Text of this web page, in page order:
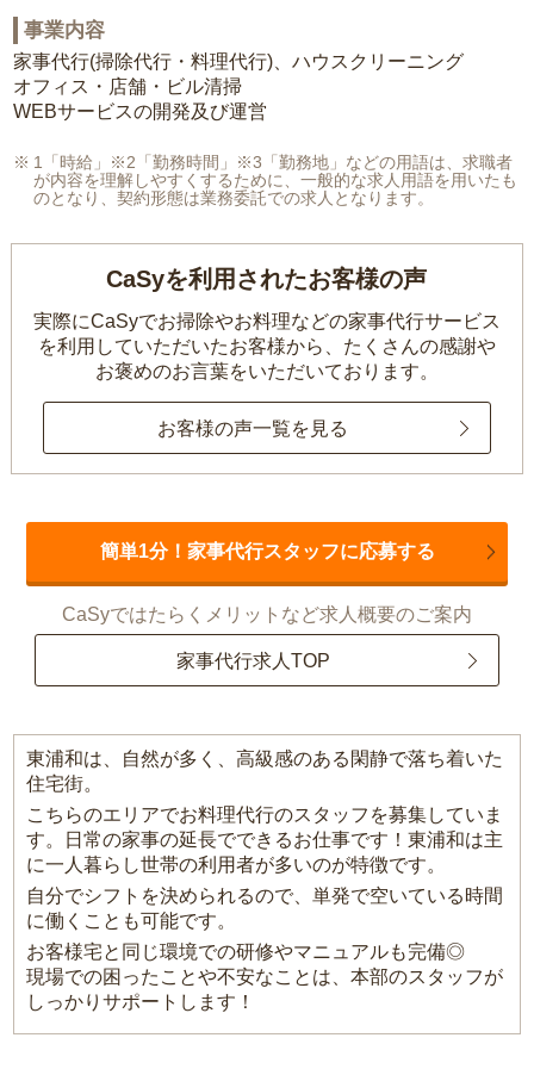
事業内容
家事代行(掃除代行・料理代行)、ハウスクリーニング
オフィス・店舗・ビル清掃
WEBサービスの開発及び運営
1「時給」※2「勤務時間」※3「勤務地」などの用語は、求職者
が内容を理解しやすくするために、一般的な求人用語を用いたも
のとなり、契約形態は業務委託での求人となります。
CaSyを利用されたお客様の声
実際にCaSyでお掃除やお料理などの家事代行サービス
を利用していただいたお客様から、 たくさんの感謝や
お褒めのお言葉をいただいております。
お客様の声一覧を見る
簡単1分！家事代行スタッフに応募する
CaSyではたらくメリットなど求人概要のご案内
家事代行求人TOP
東浦和は、自然が多く、高級感のある閑静で落ち着いた
住宅街。
こちらのエリアでお料理代行のスタッフを募集していま
す。日常の家事の延長でできるお仕事です！東浦和は主
に一人暮らし世帯の利用者が多いのが特徴です。
自分でシフトを決められるので、単発で空いている時間
に働くことも可能です。
お客様宅と同じ環境での研修やマニュアルも完備◎
現場での困ったことや不安なことは、本部のスタッフが
しっかりサポートします！